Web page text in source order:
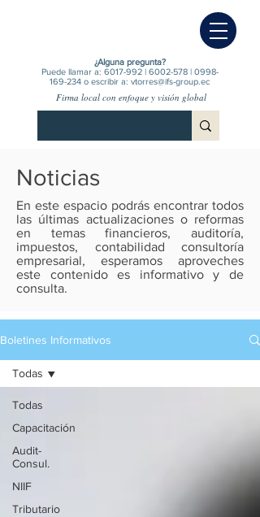
¿Alguna pregunta?
Puede llamar a: 6017-992| 6002-578| 0998-
169-234 o escribir a: vtorres@ifs-group.ec
Firma local con enfoque y visión global
Noticias
En este espacio podrás encontrar todos
las últimas actualizaciones o reformas
en temas financieros, auditoría,
impuestos, contabilidad consultoría
empresarial, esperamos aproveches
este contenido es informativo y de
consulta.
Boletines Informativos
Todas
Capacitación
Audit-
Consul.
NIIF
Tributario
Todas